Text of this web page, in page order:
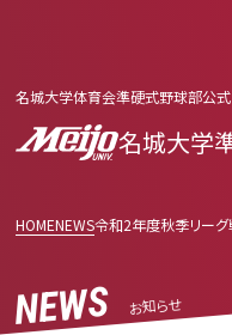
名城大学体育会準硬式野球部公
名城大学
HOMENEWS令和2年度秋季リー
NEWS お知らせ